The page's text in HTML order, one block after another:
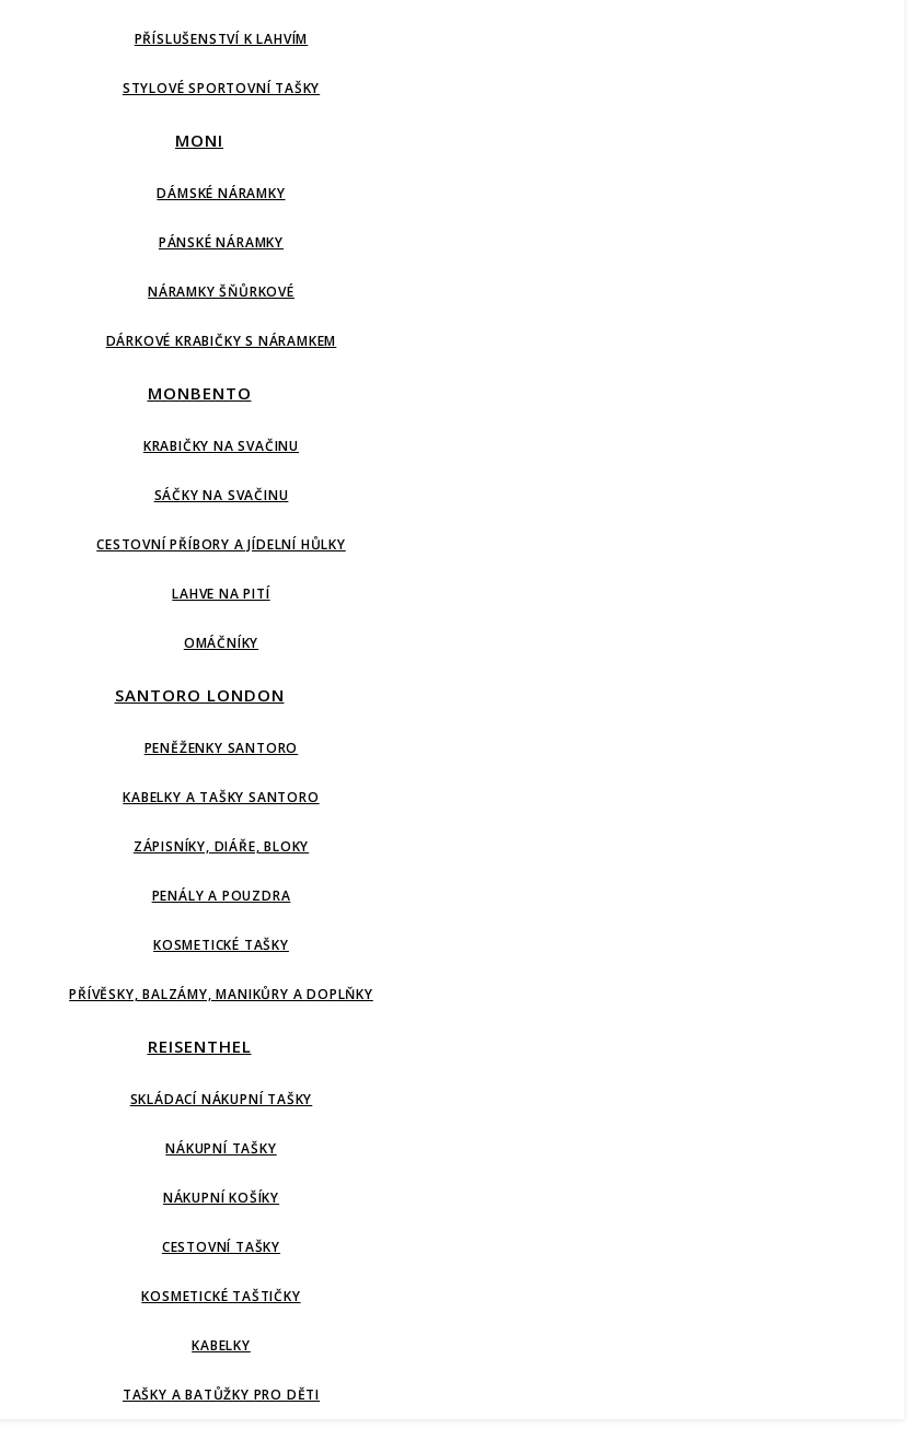
PŘÍSLUŠENSTVÍ K LAHVÍM
STYLOVÉ SPORTOVNÍ TAŠKY
MONI
DÁMSKÉ NÁRAMKY
PÁNSKÉ NÁRAMKY
NÁRAMKY ŠŇŮRKOVÉ
DÁRKOVÉ KRABIČKY S NÁRAMKEM
MONBENTO
KRABIČKY NA SVAČINU
SÁČKY NA SVAČINU
CESTOVNÍ PŘÍBORY A JÍDELNÍ HŮLKY
LAHVE NA PITÍ
OMÁČNÍKY
SANTORO LONDON
PENĚŽENKY SANTORO
KABELKY A TAŠKY SANTORO
ZÁPISNÍKY, DIÁŘE, BLOKY
PENÁLY A POUZDRA
KOSMETICKÉ TAŠKY
PŘÍVĚSKY, BALZÁMY, MANIKŮRY A DOPLŇKY
REISENTHEL
SKLÁDACÍ NÁKUPNÍ TAŠKY
NÁKUPNÍ TAŠKY
NÁKUPNÍ KOŠÍKY
CESTOVNÍ TAŠKY
KOSMETICKÉ TAŠTIČKY
KABELKY
TAŠKY A BATŮŽKY PRO DĚTI